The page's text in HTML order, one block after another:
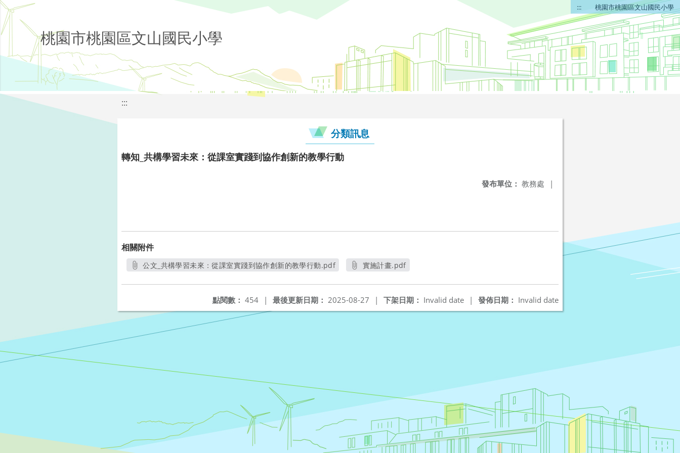
::: 桃園市桃園區文山國民小學
桃園市桃園區文山國民小學
:::
分類訊息
轉知_共構學習未來：從課室實踐到協作創新的教學行動
發布單位： 教務處 |
相關附件
公文_共構學習未來：從課室實踐到協作創新的教學行動.pdf
實施計畫.pdf
發佈日期： Invalid date
下架日期： Invalid date |
最後更新日期： 2025-08-27 |
點閱數： 454 |